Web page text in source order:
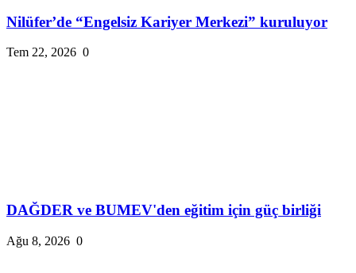
Nilüfer’de “Engelsiz Kariyer Merkezi” kuruluyor
Tem 22, 2026 0
DAĞDER ve BUMEV'den eğitim için güç birliği
Ağu 8, 2026 0